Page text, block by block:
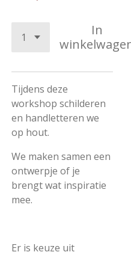
In
Tijdens deze
workshop schilderen
en handletteren we
op hout.
We maken samen een
ontwerpje of je
brengt wat inspiratie
mee.
Er is keuze uit